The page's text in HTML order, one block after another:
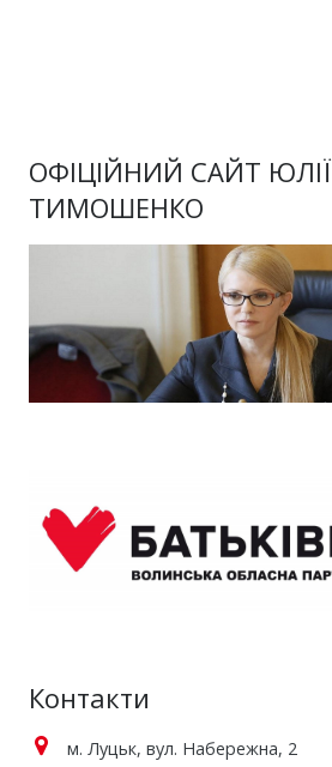
ОФІЦІЙНИЙ САЙТ ЮЛІЇ
ТИМОШЕНКО
Контакти
м. Луцьк, вул. Набережна, 2